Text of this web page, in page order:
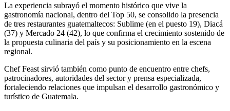
La experiencia subrayó el momento histórico que vive la
gastronomía nacional, dentro del Top 50, se consolido la presencia
de tres restaurantes guatemaltecos: Sublime (en el puesto 19), Diacá
(37) y Mercado 24 (42), lo que confirma el crecimiento sostenido de
la propuesta culinaria del país y su posicionamiento en la escena
regional.
Chef Feast sirvió también como punto de encuentro entre chefs,
patrocinadores, autoridades del sector y prensa especializada,
fortaleciendo relaciones que impulsan el desarrollo gastronómico y
turístico de Guatemala.